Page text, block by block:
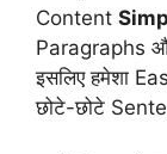
Content
Paragraphs
इसलिए हमेशा
छोटे-छोटे